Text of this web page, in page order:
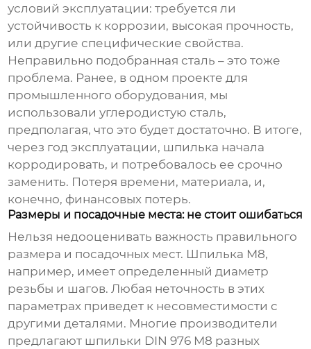
условий эксплуатации: требуется ли
устойчивость к коррозии, высокая прочность,
или другие специфические свойства.
Неправильно подобранная сталь – это тоже
проблема. Ранее, в одном проекте для
промышленного оборудования, мы
использовали углеродистую сталь,
предполагая, что это будет достаточно. В итоге,
через год эксплуатации, шпилька начала
корродировать, и потребовалось ее срочно
заменить. Потеря времени, материала, и,
конечно, финансовых потерь.
Размеры и посадочные места: не стоит ошибаться
Нельзя недооценивать важность правильного
размера и посадочных мест. Шпилька M8,
например, имеет определенный диаметр
резьбы и шагов. Любая неточность в этих
параметрах приведет к несовместимости с
другими деталями. Многие производители
предлагают шпильки DIN 976 M8 разных